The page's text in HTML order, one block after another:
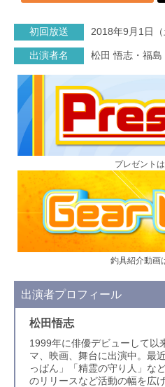
初回放送 2018年9月1日（
出演者名 松田 悟志・福島
プレゼント
釣具紹介動画
出演者プロフィール
松田悟志
1999年に俳優デビューして以
マ、映画、舞台に出演中。最
っぱん」「精霊の守り人」な
のリリースなど活動の幅を広げ